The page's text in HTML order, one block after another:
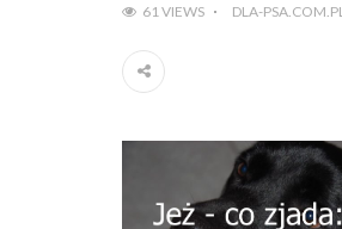
61 VIEWS DLA-PSA.COM.PL